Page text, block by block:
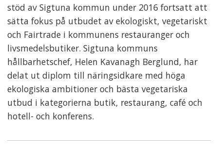
stöd av Sigtuna kommun under 2016 fortsatt att
sätta fokus på utbudet av ekologiskt, vegetariskt
och Fairtrade i kommunens restauranger och
livsmedelsbutiker. Sigtuna kommuns
hållbarhetschef, Helen Kavanagh Berglund, har
delat ut diplom till näringsidkare med höga
ekologiska ambitioner och bästa vegetariska
utbud i kategorierna butik, restaurang, café och
hotell- och konferens.